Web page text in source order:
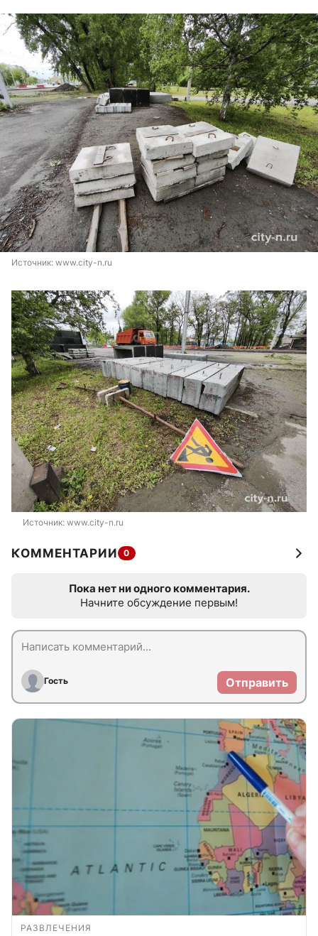
Источник: www.city-n.ru
Источник: www.city-n.ru
КОММЕНТАРИИ 0
Пока нет ни одного комментария.
Начните обсуждение первым!
Гость Отправить
РАЗВЛЕЧЕНИЯ